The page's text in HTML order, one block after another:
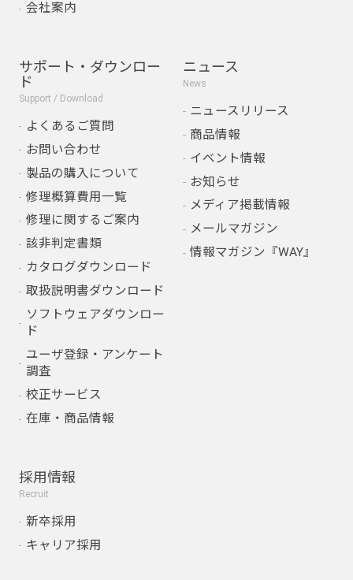
会社案内
サポート・ダウンロー
ド
Support / Download
よくあるご質問
お問い合わせ
製品の購入について
修理概算費用一覧
修理に関するご案内
該非判定書類
カタログダウンロード
取扱説明書ダウンロード
ソフトウェアダウンロー
ド
ユーザ登録・アンケート
調査
校正サービス
在庫・商品情報
ニュース
News
ニュースリリース
商品情報
イベント情報
お知らせ
メディア掲載情報
メールマガジン
情報マガジン『WAY』
採用情報
Recruit
新卒採用
キャリア採用